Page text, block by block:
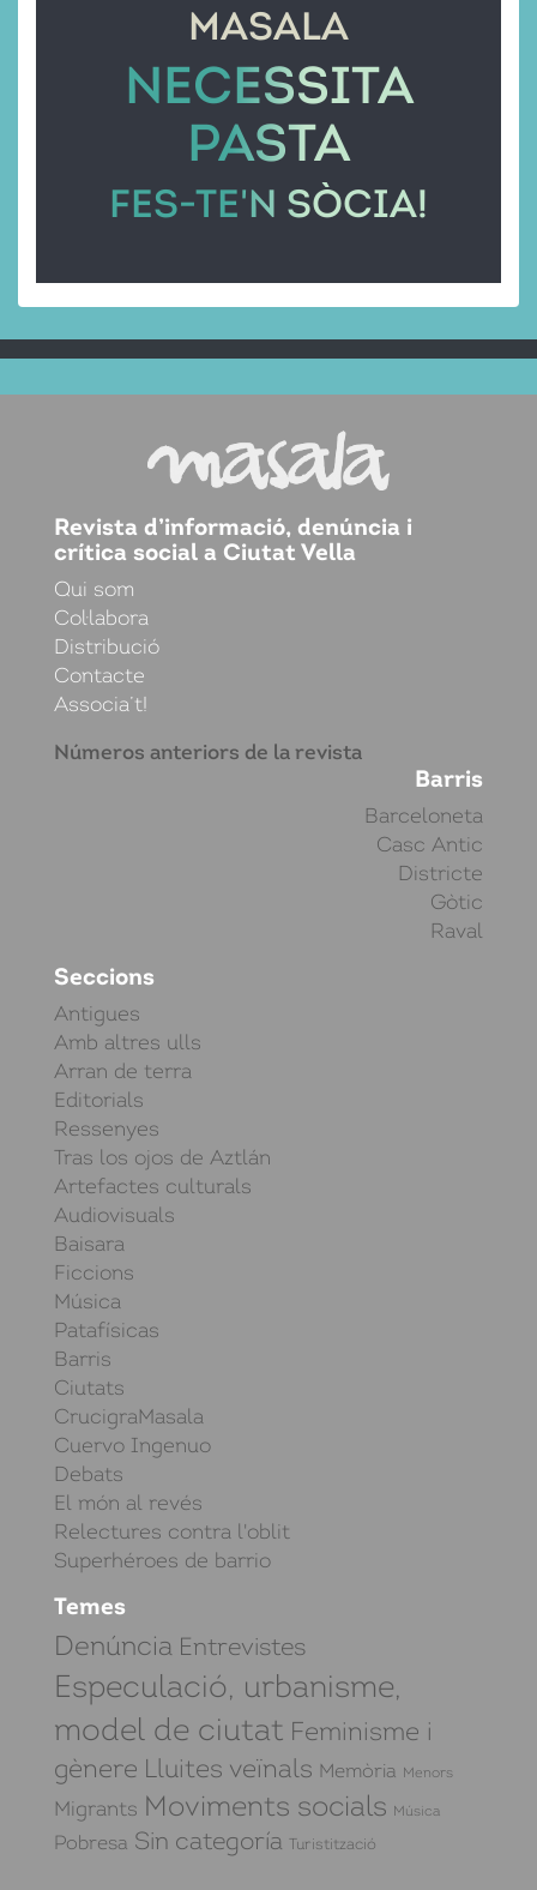
MASALA
NECESSITA
PASTA
FES-TE'N SÒCIA!
Revista d’informació, denúncia i
crítica social a Ciutat Vella
Qui som
Col·labora
Distribució
Contacte
Associa’t!
Números anteriors de la revista
Barris
Barceloneta
Casc Antic
Districte
Gòtic
Raval
Seccions
Antigues
Amb altres ulls
Arran de terra
Editorials
Ressenyes
Tras los ojos de Aztlán
Artefactes culturals
Audiovisuals
Baisara
Ficcions
Música
Patafísicas
Barris
Ciutats
CrucigraMasala
Cuervo Ingenuo
Debats
El món al revés
Relectures contra l'oblit
Superhéroes de barrio
Temes
Denúncia Entrevistes
Especulació, urbanisme,
model de ciutat Feminisme i
gènere Lluites veïnals Memòria Menors
Migrants Moviments socials Música
Pobresa Sin categoría Turistització